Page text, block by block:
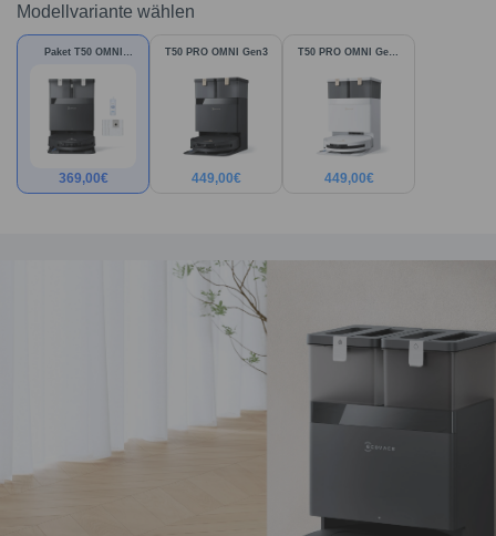
Modellvariante wählen
Paket T50 OMNI
Gen3
369,00€
T50 PRO OMNI Gen3
449,00€
T50 PRO OMNI Gen3
Weiß
449,00€